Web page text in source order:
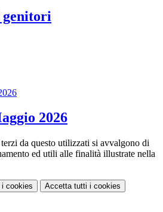
genitori
2026
da questo utilizzati si avvalgono di
ed utili alle finalità illustrate nella
i cookies Accetta tutti i cookies